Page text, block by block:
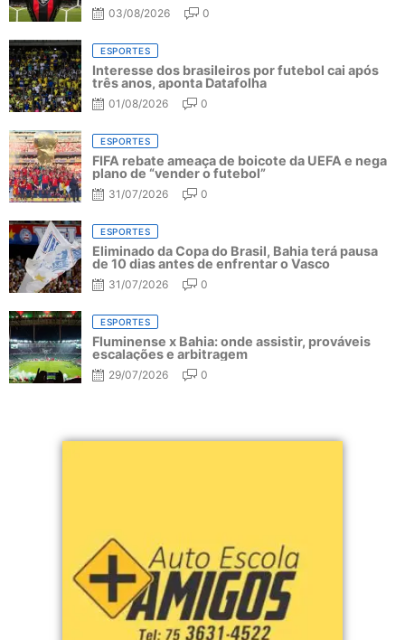
03/08/2026 0
ESPORTES
Interesse dos brasileiros por futebol cai após
três anos, aponta Datafolha
01/08/2026 0
ESPORTES
FIFA rebate ameaça de boicote da UEFA e nega
plano de “vender o futebol”
31/07/2026 0
ESPORTES
Eliminado da Copa do Brasil, Bahia terá pausa
de 10 dias antes de enfrentar o Vasco
31/07/2026 0
ESPORTES
Fluminense x Bahia: onde assistir, prováveis
escalações e arbitragem
29/07/2026 0